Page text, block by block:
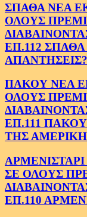
ΣΠΑΘΑ ΝΕΑ
ΟΛΟΥΣ
ΕΠ.112
ΑΠΑΝΤΗΣΕΙΣ?
ΠΑΚΟΥ ΝΕΑ
ΟΛΟΥΣ
ΕΠ.111
ΤΗΣ
ΣΕ ΟΛΟΥΣ
ΕΠ.110